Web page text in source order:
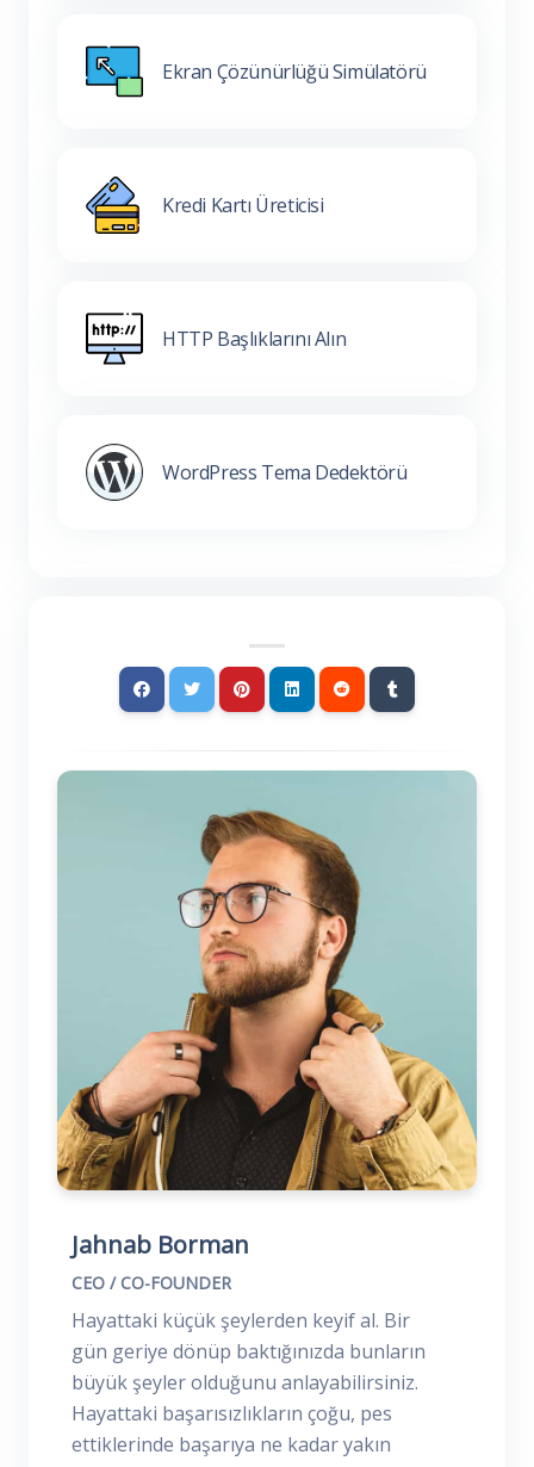
Ekran Çözünürlüğü Simülatörü
Kredi Kartı Üreticisi
HTTP Başlıklarını Alın
WordPress Tema Dedektörü
Jahnab Borman
CEO / CO-FOUNDER
Hayattaki küçük şeylerden keyif al. Bir
gün geriye dönüp baktığınızda bunların
büyük şeyler olduğunu anlayabilirsiniz.
Hayattaki başarısızlıkların çoğu, pes
ettiklerinde başarıya ne kadar yakın